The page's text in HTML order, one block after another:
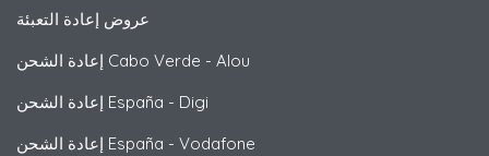
عروض إعادة التعبئة
إعادة الشحن Cabo Verde - Alou
إعادة الشحن España - Digi
إعادة الشحن España - Vodafone